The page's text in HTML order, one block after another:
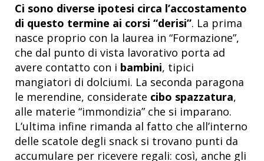
Ci sono diverse ipotesi circa l’accostamento
di questo termine ai corsi “derisi”. La prima
nasce proprio con la laurea in “Formazione”,
che dal punto di vista lavorativo porta ad
avere contatto con i bambini, tipici
mangiatori di dolciumi. La seconda paragona
le merendine, considerate cibo spazzatura,
alle materie “immondizia” che si imparano.
L’ultima infine rimanda al fatto che all’interno
delle scatole degli snack si trovano punti da
accumulare per ricevere regali: così, anche gli